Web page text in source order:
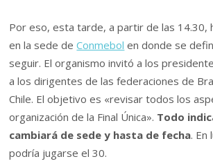
Por eso, esta tarde, a partir de las 14.30,
en la sede deConmebol en donde se
seguir. El organismo invitó a los
a los dirigentes de las federaciones de
Chile. El objetivo es «revisar todos los
organización de la Final Única». Todo
cambiará de sede y hasta de fecha. En
podría jugarse el 30.